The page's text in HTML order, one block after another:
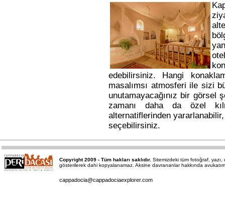
edebilirsiniz. Hangi
masalımsı atmosferi ile sizi
unutamayacağınız bir görsel
zamanı daha da özel
alternatiflerinden
seçebilirsiniz.
Copyright 2009 - Tüm hakları saklıdır. Sitemizdeki tüm fotoğraf, yazı,
gösterilerek dahi kopyalanamaz. Aksine davrananlar hakkında
cappadocia@cappadociaexplorer.com